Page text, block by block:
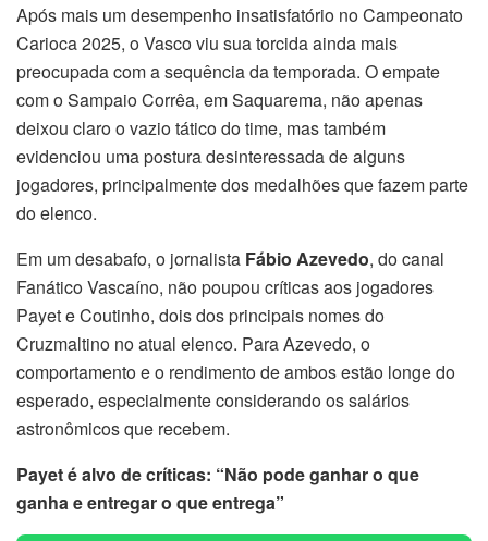
Após mais um desempenho insatisfatório no Campeonato
Carioca 2025, o Vasco viu sua torcida ainda mais
preocupada com a sequência da temporada. O empate
com o Sampaio Corrêa, em Saquarema, não apenas
deixou claro o vazio tático do time, mas também
evidenciou uma postura desinteressada de alguns
jogadores, principalmente dos medalhões que fazem parte
do elenco.
Em um desabafo, o jornalista Fábio Azevedo, do canal
Fanático Vascaíno, não poupou críticas aos jogadores
Payet e Coutinho, dois dos principais nomes do
Cruzmaltino no atual elenco. Para Azevedo, o
comportamento e o rendimento de ambos estão longe do
esperado, especialmente considerando os salários
astronômicos que recebem.
Payet é alvo de críticas: “Não pode ganhar o que
ganha e entregar o que entrega”